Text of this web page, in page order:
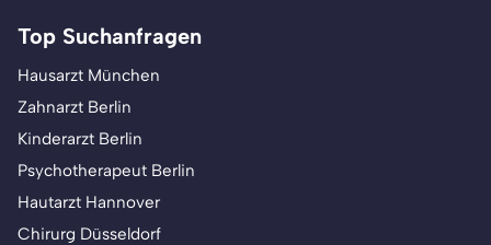
Top Suchanfragen
Hausarzt München
Zahnarzt Berlin
Kinderarzt Berlin
Psychotherapeut Berlin
Hautarzt Hannover
Chirurg Düsseldorf